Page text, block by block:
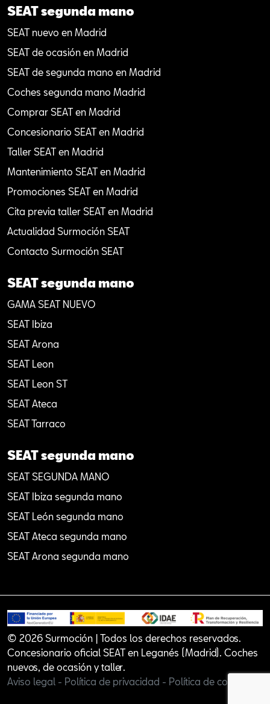
SEAT segunda mano
SEAT nuevo en Madrid
SEAT de ocasión en Madrid
SEAT de segunda mano en Madrid
Coches segunda mano Madrid
Comprar SEAT en Madrid
Concesionario SEAT en Madrid
Taller SEAT en Madrid
Mantenimiento SEAT en Madrid
Promociones SEAT en Madrid
Cita previa taller SEAT en Madrid
Actualidad Surmoción SEAT
Contacto Surmoción SEAT
SEAT segunda mano
GAMA SEAT NUEVO
SEAT Ibiza
SEAT Arona
SEAT Leon
SEAT Leon ST
SEAT Ateca
SEAT Tarraco
SEAT segunda mano
SEAT SEGUNDA MANO
SEAT Ibiza segunda mano
SEAT León segunda mano
SEAT Ateca segunda mano
SEAT Arona segunda mano
© 2026 Surmoción | Todos los derechos reservados.
Concesionario oficial SEAT en Leganés (Madrid). Coches
nuevos, de ocasión y taller.
Aviso legal - Política de privacidad - Política de cookies